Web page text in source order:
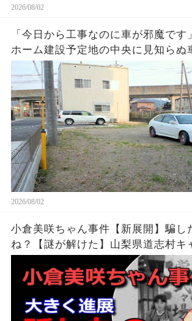
2026/08/02
「今日から工事なのに車が邪魔です
ホーム建設予定地の中央に見知らぬ
車…警察が見守る中、業者がショベ
を掘り始めると…
2026/08/02
小倉美咲ちゃん事件【新展開】騙し
ね？【謎が解けた】山梨県道志村キ